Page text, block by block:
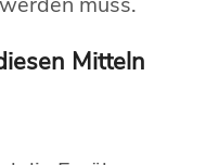
Mitteln